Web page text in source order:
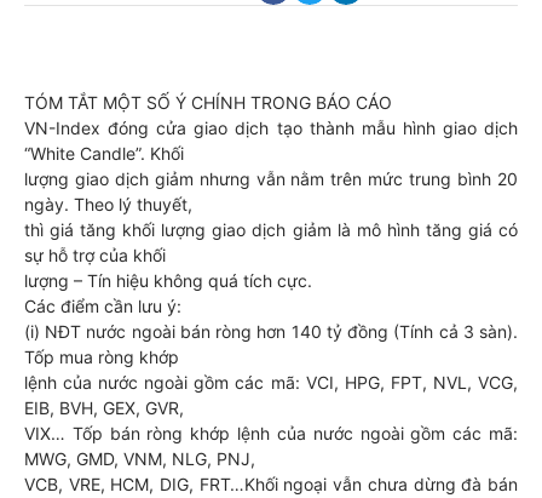
TÓM TẮT MỘT SỐ Ý CHÍNH TRONG BÁO CÁO
VN-Index đóng cửa giao dịch tạo thành mẫu hình giao dịch
“White Candle”. Khối
lượng giao dịch giảm nhưng vẫn nằm trên mức trung bình 20
ngày. Theo lý thuyết,
thì giá tăng khối lượng giao dịch giảm là mô hình tăng giá có
sự hỗ trợ của khối
lượng – Tín hiệu không quá tích cực.
Các điểm cần lưu ý:
(i) NĐT nước ngoài bán ròng hơn 140 tỷ đồng (Tính cả 3 sàn).
Tốp mua ròng khớp
lệnh của nước ngoài gồm các mã: VCI, HPG, FPT, NVL, VCG,
EIB, BVH, GEX, GVR,
VIX… Tốp bán ròng khớp lệnh của nước ngoài gồm các mã:
MWG, GMD, VNM, NLG, PNJ,
VCB, VRE, HCM, DIG, FRT…Khối ngoại vẫn chưa dừng đà bán